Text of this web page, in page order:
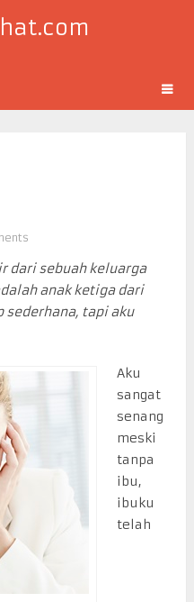
dari sebuah keluarga
anak ketiga dari
sederhana, tapi aku
Aku
sangat
senang
meski
tanpa
ibu,
ibuku
telah